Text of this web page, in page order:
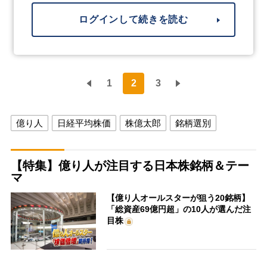
ログインして続きを読む
1 2 3
億り人 日経平均株価 株億太郎 銘柄選別
【特集】億り人が注目する日本株銘柄＆テー
マ
【億り人オールスターが狙う20銘柄】
「総資産69億円超」の10人が選んだ注
目株